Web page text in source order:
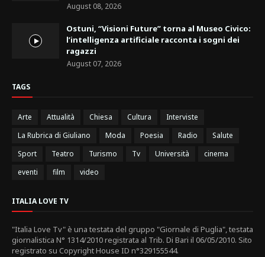
August 08, 2026
Ostuni, “Visioni Future” torna al Museo Civico:
l’intelligenza artificiale racconta i sogni dei
ragazzi
August 07, 2026
TAGS
Arte Attualità Chiesa Cultura
Interviste
La Rubrica di Giuliano
Moda Poesia Radio
Salute
Sport
Teatro Turismo Tv Università
cinema
eventi
film video
ITALIA LOVE TV
"Italia Love Tv" è una testata del gruppo "Giornale di Puglia", testata
giornalistica N° 1314/2010 registrata al Trib. Di Bari il 06/05/2010. Sito
registrato su Copyright House ID n°329155544.